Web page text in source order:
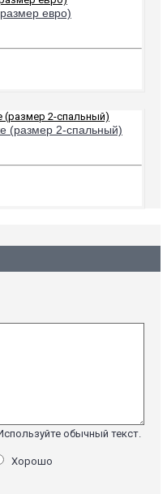
евро)
(размер 2-спальный)
обычный текст.
Хорошо